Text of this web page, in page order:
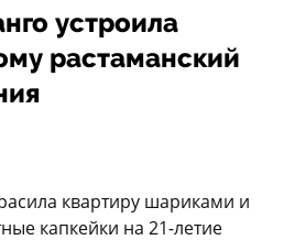
устроила
растаманский
квартиру шариками и
капкейки на 21-летие